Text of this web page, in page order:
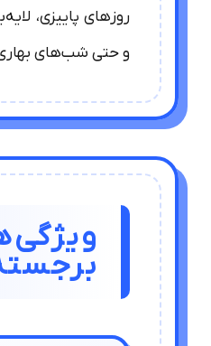
روزهای پاییزی،
و حتی شب‌های